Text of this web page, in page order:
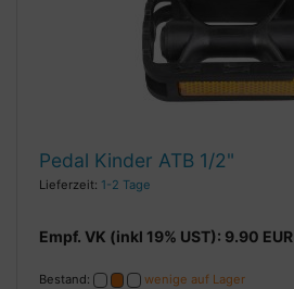
Pedal Kinder ATB 1/2"
Lieferzeit: 1-2 Tage
Empf. VK (inkl 19% UST): 9.90 EUR
Bestand: wenige auf Lager